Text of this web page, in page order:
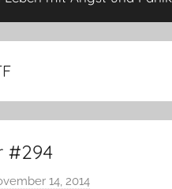
#294
14, 2014